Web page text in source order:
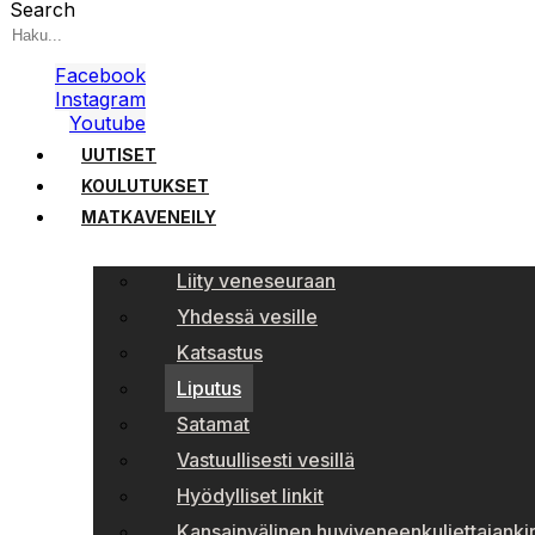
Search
Facebook
Instagram
Youtube
UUTISET
KOULUTUKSET
MATKAVENEILY
Liity veneseuraan
Yhdessä vesille
Katsastus
Liputus
Satamat
Vastuullisesti vesillä
Hyödylliset linkit